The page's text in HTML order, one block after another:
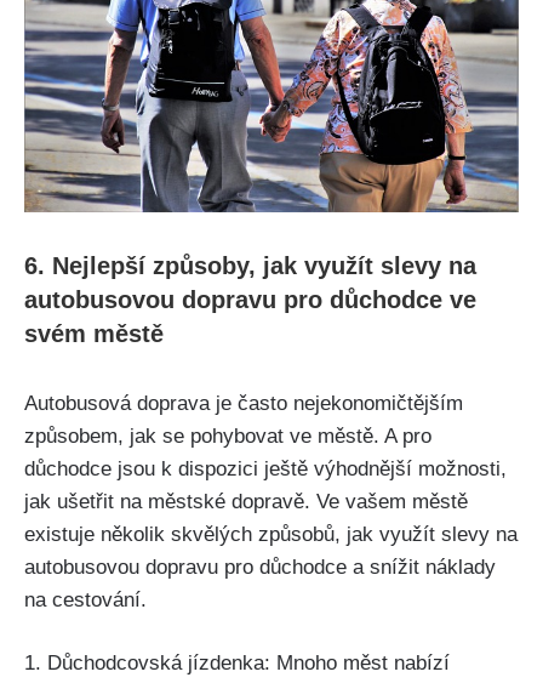
6. Nejlepší způsoby, jak využít slevy na
autobusovou dopravu pro důchodce ve
svém městě
Autobusová doprava je často nejekonomičtějším
způsobem, jak se pohybovat ve městě. A pro
důchodce jsou k dispozici ještě výhodnější možnosti,
jak ušetřit na městské dopravě. Ve vašem městě
existuje několik skvělých způsobů, jak využít slevy na
autobusovou dopravu pro důchodce a snížit náklady
na cestování.
1. Důchodcovská jízdenka: Mnoho měst nabízí